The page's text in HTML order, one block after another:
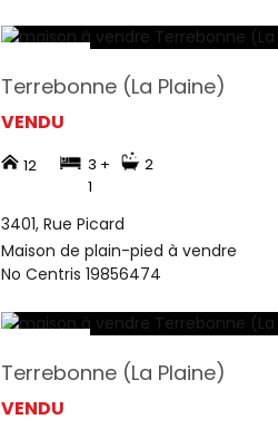
Terrebonne (La Plaine)
VENDU
12
3 +
1
2
3401, Rue Picard
Maison de plain-pied à vendre
No Centris 19856474
Terrebonne (La Plaine)
VENDU